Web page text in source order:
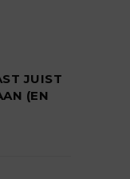
JUIST
(EN